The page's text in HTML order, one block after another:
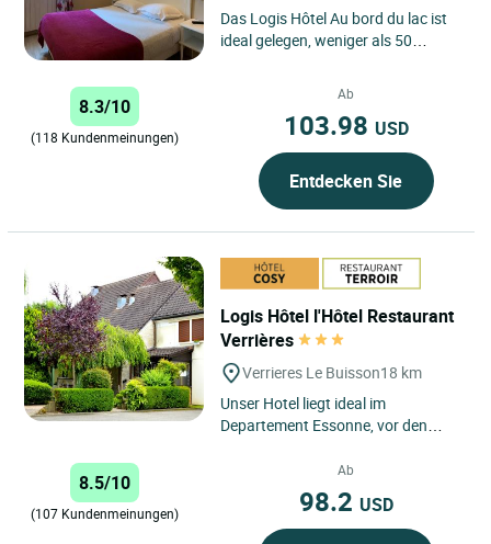
Das Logis Hôtel Au bord du lac ist
ideal gelegen, weniger als 50
entfernt, und empfängt...
8.3/10
(118 Kundenmeinungen)
Ab
103.98 USD
Entdecken Sie
Logis Hôtel l'Hôtel Restaurant
Verrières
Verrieres Le Buisson18 km
Unser Hotel liegt ideal im
Departement Essonne, vor den
und der A6. Es empfängt Sie das...
8.5/10
(107 Kundenmeinungen)
Ab
98.2 USD